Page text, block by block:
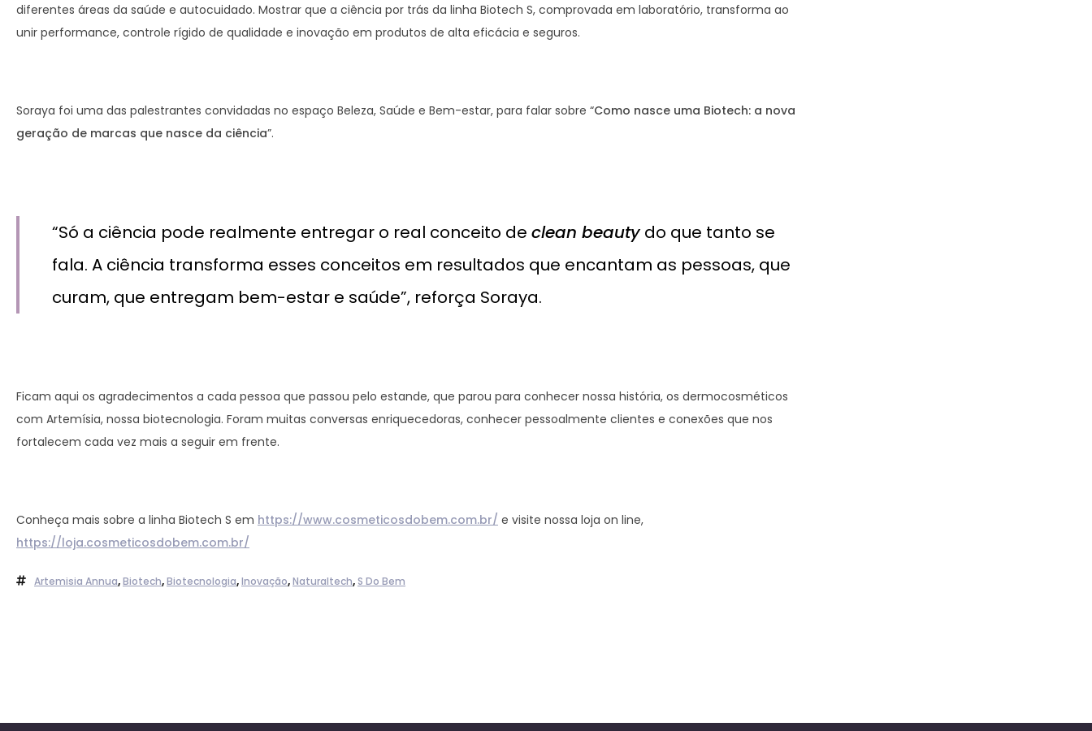
diferentes áreas da saúde e autocuidado. Mostrar que a ciência por trás da linha Biotech S, comprovada em laboratório, transforma ao
unir performance, controle rígido de qualidade e inovação em produtos de alta eficácia e seguros.
Soraya foi uma das palestrantes convidadas no espaço Beleza, Saúde e Bem-estar, para falar sobre “Como nasce uma Biotech: a nova
geração de marcas que nasce da ciência”.
“Só a ciência pode realmente entregar o real conceito de clean beauty do que tanto se
fala. A ciência transforma esses conceitos em resultados que encantam as pessoas, que
curam, que entregam bem-estar e saúde”, reforça Soraya.
Ficam aqui os agradecimentos a cada pessoa que passou pelo estande, que parou para conhecer nossa história, os dermocosméticos
com Artemísia, nossa biotecnologia. Foram muitas conversas enriquecedoras, conhecer pessoalmente clientes e conexões que nos
fortalecem cada vez mais a seguir em frente.
Conheça mais sobre a linha Biotech S em https://www.cosmeticosdobem.com.br/ e visite nossa loja on line,
https://loja.cosmeticosdobem.com.br/
Artemisia Annua,Biotech,Biotecnologia,Inovação,Naturaltech,S Do Bem